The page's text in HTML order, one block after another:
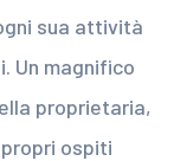
sua attività
Un magnifico
proprietaria,
ospiti